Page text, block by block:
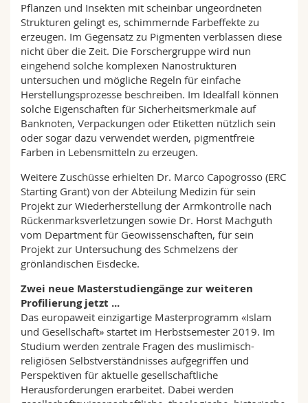
Pflanzen und Insekten mit scheinbar ungeordneten
Strukturen gelingt es, schimmernde Farbeffekte zu
erzeugen. Im Gegensatz zu Pigmenten verblassen diese
nicht über die Zeit. Die Forschergruppe wird nun
eingehend solche komplexen Nanostrukturen
untersuchen und mögliche Regeln für einfache
Herstellungsprozesse beschreiben. Im Idealfall können
solche Eigenschaften für Sicherheitsmerkmale auf
Banknoten, Verpackungen oder Etiketten nützlich sein
oder sogar dazu verwendet werden, pigmentfreie
Farben in Lebensmitteln zu erzeugen.
Weitere Zuschüsse erhielten Dr. Marco Capogrosso (ERC
Starting Grant) von der Abteilung Medizin für sein
Projekt zur Wiederherstellung der Armkontrolle nach
Rückenmarksverletzungen sowie Dr. Horst Machguth
vom Department für Geowissenschaften, für sein
Projekt zur Untersuchung des Schmelzens der
grönländischen Eisdecke.
Zwei neue Masterstudiengänge zur weiteren
Profilierung jetzt ...
Das europaweit einzigartige Masterprogramm «Islam
und Gesellschaft» startet im Herbstsemester 2019. Im
Studium werden zentrale Fragen des muslimisch-
religiösen Selbstverständnisses aufgegriffen und
Perspektiven für aktuelle gesellschaftliche
Herausforderungen erarbeitet. Dabei werden